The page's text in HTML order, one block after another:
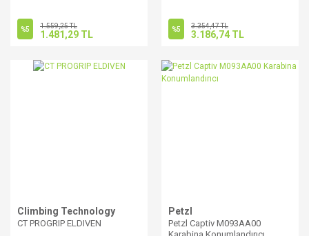
%5 1.559,25 TL
1.481,29 TL %5 3.354,47 TL
3.186,74 TL
Climbing Technology
CT PROGRIP ELDIVEN
Petzl
Petzl Captiv M093AA00